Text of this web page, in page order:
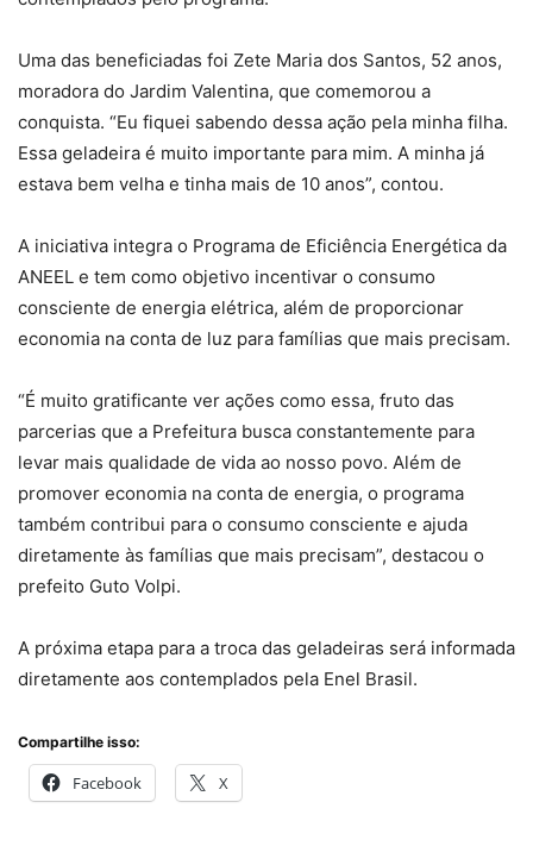
Uma das beneficiadas foi Zete Maria dos Santos, 52 anos,
moradora do Jardim Valentina, que comemorou a
conquista. “Eu fiquei sabendo dessa ação pela minha filha.
Essa geladeira é muito importante para mim. A minha já
estava bem velha e tinha mais de 10 anos”, contou.
A iniciativa integra o Programa de Eficiência Energética da
ANEEL e tem como objetivo incentivar o consumo
consciente de energia elétrica, além de proporcionar
economia na conta de luz para famílias que mais precisam.
“É muito gratificante ver ações como essa, fruto das
parcerias que a Prefeitura busca constantemente para
levar mais qualidade de vida ao nosso povo. Além de
promover economia na conta de energia, o programa
também contribui para o consumo consciente e ajuda
diretamente às famílias que mais precisam”, destacou o
prefeito Guto Volpi.
A próxima etapa para a troca das geladeiras será informada
diretamente aos contemplados pela Enel Brasil.
Compartilhe isso:
Facebook X